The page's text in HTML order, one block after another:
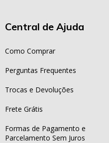
Central de Ajuda
Como Comprar
Perguntas Frequentes
Trocas e Devoluções
Frete Grátis
Formas de Pagamento e
Parcelamento Sem Juros